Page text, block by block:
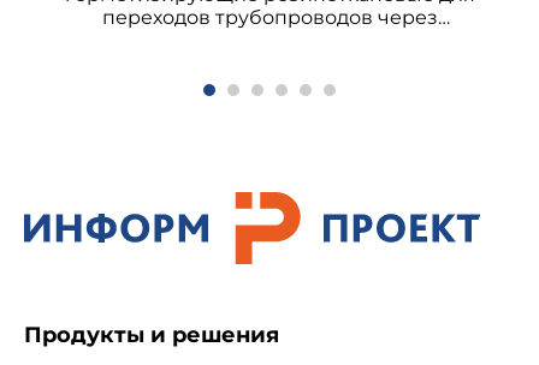
переходов трубопроводов через
Продукты и решения